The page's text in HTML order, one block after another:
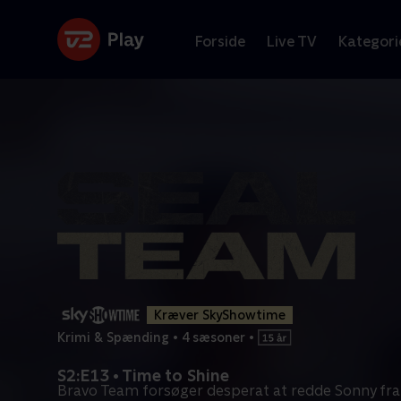
Forside Live TV
Kræver SkyShowtime
Krimi & Spænding • 4 sæsoner •
S2:E13 • Time to Shine
Bravo Team forsøger desperat at redde Sonny